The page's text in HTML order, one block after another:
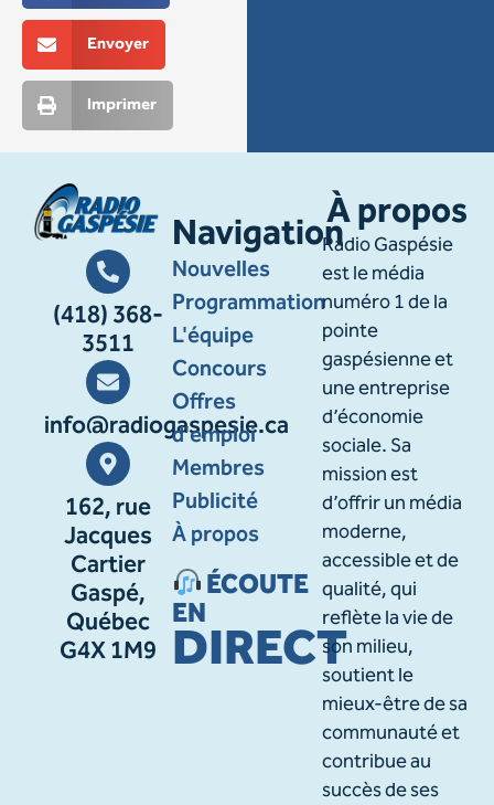
Envoyer
Imprimer
(418) 368-
3511
info@radiogaspesie.ca
162, rue
Jacques
Cartier
Gaspé,
Québec
G4X 1M9
Navigation
Nouvelles
Programmation
L'équipe
Concours
Offres
d'emploi
Membres
Publicité
À propos
ÉCOUTE
EN
DIRECT
À propos
Radio Gaspésie
est le média
numéro 1 de la
pointe
gaspésienne et
une entreprise
d’économie
sociale. Sa
mission est
d’offrir un média
moderne,
accessible et de
qualité, qui
reflète la vie de
son milieu,
soutient le
mieux-être de sa
communauté et
contribue au
succès de ses